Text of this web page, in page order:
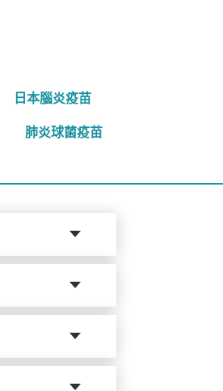
日本腦炎疫苗
肺炎球菌疫苗